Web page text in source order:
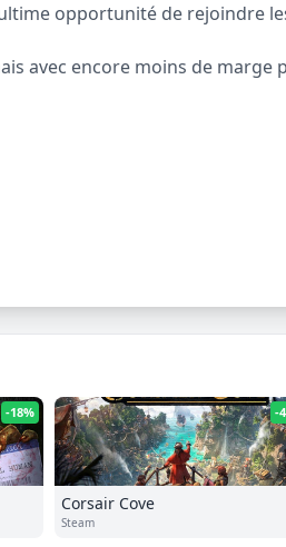
opportunité de rejoindre
avec encore moins de marge
-18% -
Corsair Cove
Steam